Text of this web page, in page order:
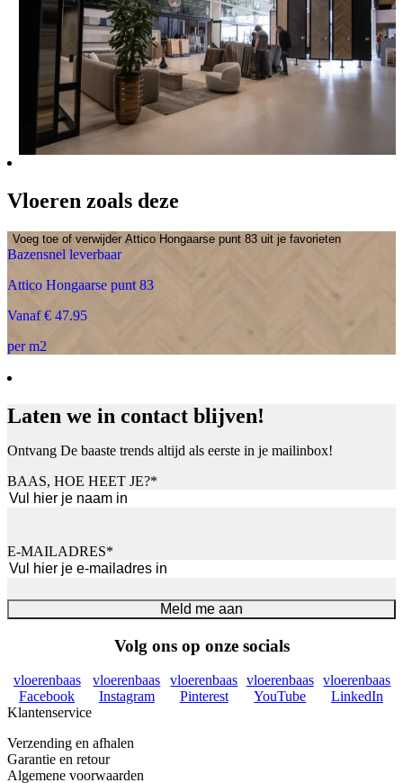
Vloeren zoals deze
Voeg toe of verwijder Attico Hongaarse punt 83 uit je favorieten
Bazensnel leverbaar
Attico Hongaarse punt 83
Vanaf € 47.95
per m2
Laten we in contact blijven!
Ontvang De baaste trends altijd als eerste in je mailinbox!
BAAS, HOE HEET JE?*
E-MAILADRES*
Meld me aan
Volg ons op onze socials
vloerenbaas
Facebook
vloerenbaas
Instagram
vloerenbaas
Pinterest
vloerenbaas
YouTube
vloerenbaas
LinkedIn
Klantenservice
Verzending en afhalen
Garantie en retour
Algemene voorwaarden